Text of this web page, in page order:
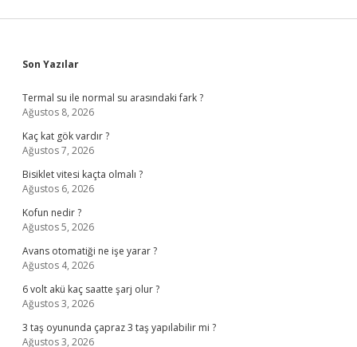
Sidebar
Son Yazılar
Termal su ile normal su arasındaki fark ?
Ağustos 8, 2026
Kaç kat gök vardır ?
Ağustos 7, 2026
Bisiklet vitesi kaçta olmalı ?
Ağustos 6, 2026
Kofun nedir ?
Ağustos 5, 2026
Avans otomatiği ne işe yarar ?
Ağustos 4, 2026
6 volt akü kaç saatte şarj olur ?
Ağustos 3, 2026
3 taş oyununda çapraz 3 taş yapılabilir mi ?
Ağustos 3, 2026